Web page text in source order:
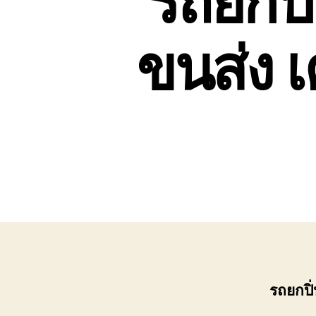
ขนส่ง
รถยก